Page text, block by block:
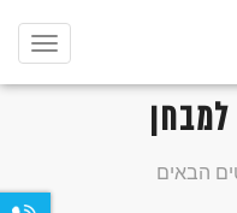
תפריט
הבאים